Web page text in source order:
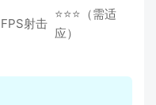
FPS射击
⭐⭐⭐（需适
应）